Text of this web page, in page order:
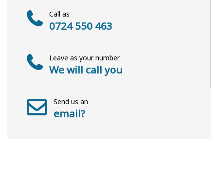
Call as
0724 550 463
Leave as your number
We will call you
Send us an
email?